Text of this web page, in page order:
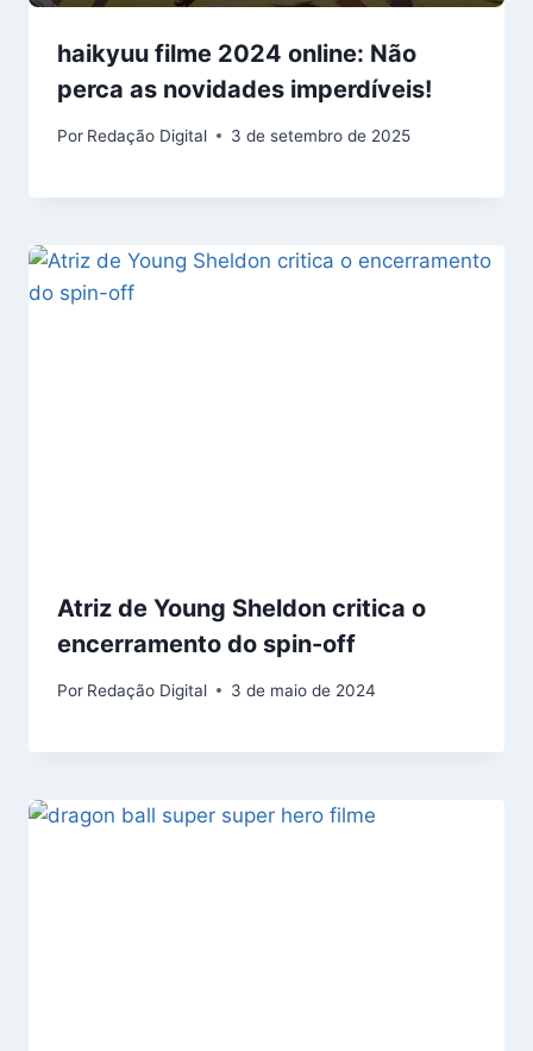
haikyuu filme 2024 online: Não
perca as novidades imperdíveis!
Por Redação Digital 3 de setembro de 2025
Atriz de Young Sheldon critica o
encerramento do spin-off
Por Redação Digital 3 de maio de 2024